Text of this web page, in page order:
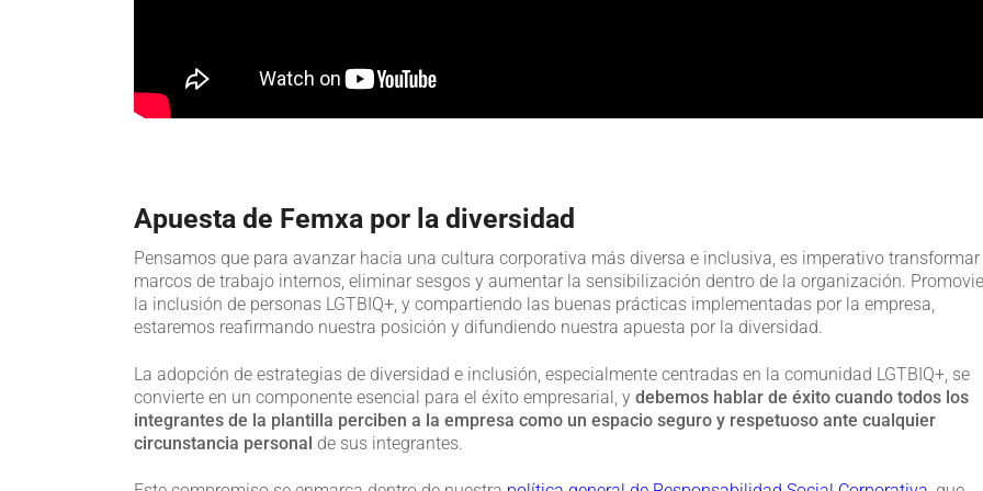
Apuesta de Femxa por la diversidad
Pensamos que para avanzar hacia una cultura corporativa más diversa e inclusiva, es imperativo
marcos de trabajo internos, eliminar sesgos y aumentar la sensibilización dentro de la organización.
la inclusión de personas LGTBIQ+, y compartiendo las buenas prácticas implementadas por la empresa,
estaremos reafirmando nuestra posición y difundiendo nuestra apuesta por la diversidad.
La adopción de estrategias de diversidad e inclusión, especialmente centradas en la comunidad LGTBIQ+, se
convierte en un componente esencial para el éxito empresarial, y debemos hablar de éxito cuando todos los
integrantes de la plantilla perciben a la empresa como un espacio seguro y respetuoso ante cualquier
circunstancia personal de sus integrantes.